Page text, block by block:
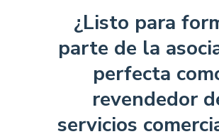
¿Listo para
parte de la
perfecta
revendedor
servicios